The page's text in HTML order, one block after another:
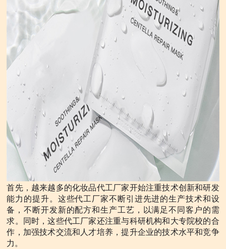
首先，越来越多的化妆品代工厂家开始注重技术创新和研发
能力的提升。这些代工厂家不断引进先进的生产技术和设
备，不断开发新的配方和生产工艺，以满足不同客户的需
求。同时，这些代工厂家还注重与科研机构和大专院校的合
作，加强技术交流和人才培养，提升企业的技术水平和竞争
力。